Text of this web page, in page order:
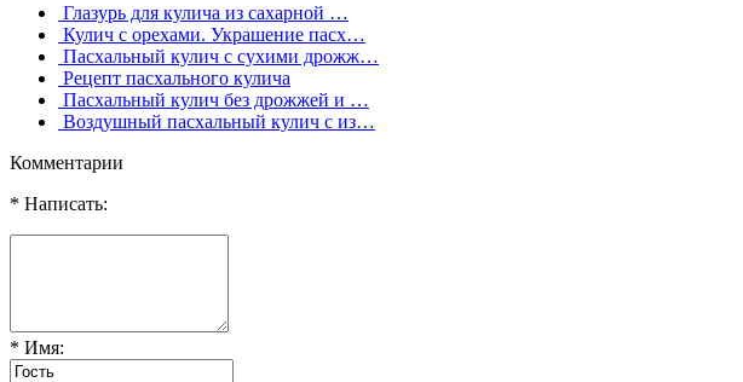
Глазурь для кулича из сахарной …
Кулич с орехами. Украшение пасх…
Пасхальный кулич с сухими дрожж…
Рецепт пасхального кулича
Пасхальный кулич без дрожжей и …
Воздушный пасхальный кулич с из…
Комментарии
* Написать:
* Имя: